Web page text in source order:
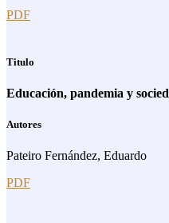
PDF
Titulo
Educación, pandemia y
Autores
Pateiro Fernández, Eduardo
PDF